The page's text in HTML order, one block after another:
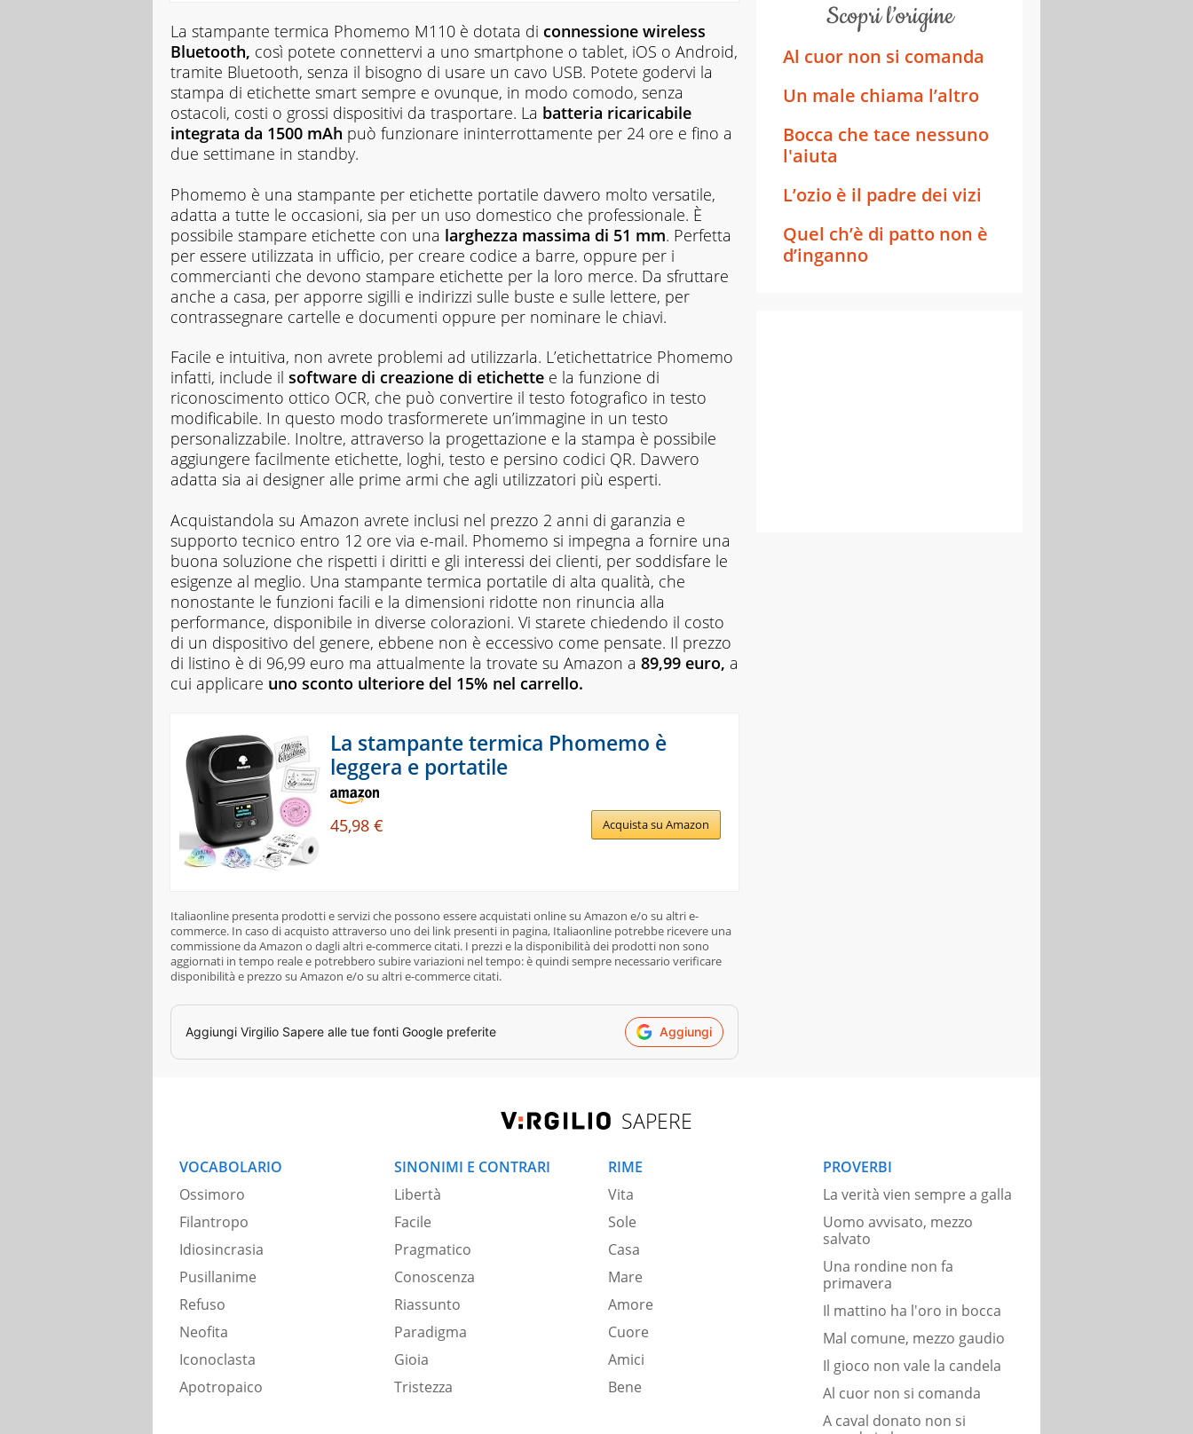
La stampante termica Phomemo M110 è dotata di connessione wireless
Bluetooth, così potete connettervi a uno smartphone o tablet, iOS o Android,
tramite Bluetooth, senza il bisogno di usare un cavo USB. Potete godervi la
stampa di etichette smart sempre e ovunque, in modo comodo, senza
ostacoli, costi o grossi dispositivi da trasportare. La batteria ricaricabile
integrata da 1500 mAh può funzionare ininterrottamente per 24 ore e fino a
due settimane in standby.
Phomemo è una stampante per etichette portatile davvero molto versatile,
adatta a tutte le occasioni, sia per un uso domestico che professionale. È
possibile stampare etichette con una larghezza massima di 51 mm. Perfetta
per essere utilizzata in ufficio, per creare codice a barre, oppure per i
commercianti che devono stampare etichette per la loro merce. Da sfruttare
anche a casa, per apporre sigilli e indirizzi sulle buste e sulle lettere, per
contrassegnare cartelle e documenti oppure per nominare le chiavi.
Facile e intuitiva, non avrete problemi ad utilizzarla. L’etichettatrice Phomemo
infatti, include il software di creazione di etichette e la funzione di
riconoscimento ottico OCR, che può convertire il testo fotografico in testo
modificabile. In questo modo trasformerete un’immagine in un testo
personalizzabile. Inoltre, attraverso la progettazione e la stampa è possibile
aggiungere facilmente etichette, loghi, testo e persino codici QR. Davvero
adatta sia ai designer alle prime armi che agli utilizzatori più esperti.
Acquistandola su Amazon avrete inclusi nel prezzo 2 anni di garanzia e
supporto tecnico entro 12 ore via e-mail. Phomemo si impegna a fornire una
buona soluzione che rispetti i diritti e gli interessi dei clienti, per soddisfare le
esigenze al meglio. Una stampante termica portatile di alta qualità, che
nonostante le funzioni facili e la dimensioni ridotte non rinuncia alla
performance, disponibile in diverse colorazioni. Vi starete chiedendo il costo
di un dispositivo del genere, ebbene non è eccessivo come pensate. Il prezzo
di listino è di 96,99 euro ma attualmente la trovate su Amazon a 89,99 euro, a
cui applicare uno sconto ulteriore del 15% nel carrello.
La stampante termica Phomemo è
leggera e portatile
45,98 € Acquista su Amazon
Italiaonline presenta prodotti e servizi che possono essere acquistati online su Amazon e/o su altri e-
commerce. In caso di acquisto attraverso uno dei link presenti in pagina, Italiaonline potrebbe ricevere una
commissione da Amazon o dagli altri e-commerce citati. I prezzi e la disponibilità dei prodotti non sono
aggiornati in tempo reale e potrebbero subire variazioni nel tempo: è quindi sempre necessario verificare
disponibilità e prezzo su Amazon e/o su altri e-commerce citati.
Aggiungi Virgilio Sapere alle tue fonti Google preferite Aggiungi
scopri l’origine
Al cuor non si comanda
Un male chiama l’altro
Bocca che tace nessuno
l'aiuta
L’ozio è il padre dei vizi
Quel ch’è di patto non è
d’inganno
SAPERE
VOCABOLARIO
Ossimoro
Filantropo
Idiosincrasia
Pusillanime
Refuso
Neofita
Iconoclasta
Apotropaico
SINONIMI E CONTRARI
Libertà
Facile
Pragmatico
Conoscenza
Riassunto
Paradigma
Gioia
Tristezza
RIME
Vita
Sole
Casa
Mare
Amore
Cuore
Amici
Bene
PROVERBI
La verità vien sempre a galla
Uomo avvisato, mezzo
salvato
Una rondine non fa
primavera
Il mattino ha l'oro in bocca
Mal comune, mezzo gaudio
Il gioco non vale la candela
Al cuor non si comanda
A caval donato non si